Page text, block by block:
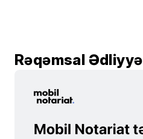
Rəqəmsal Ədliyyə